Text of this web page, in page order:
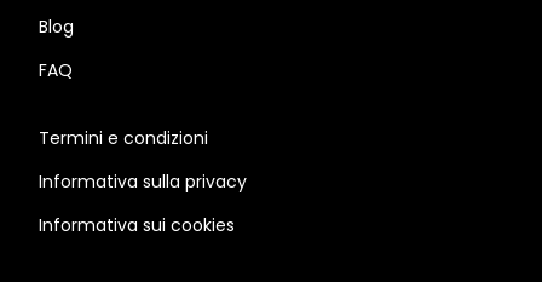
Blog
FAQ
Termini e condizioni
Informativa sulla privacy
Informativa sui cookies